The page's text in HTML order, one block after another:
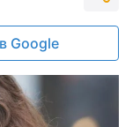
Google